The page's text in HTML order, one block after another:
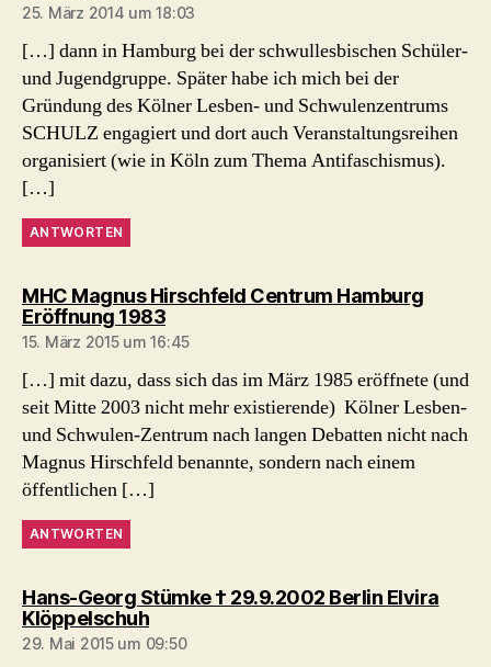
25. März 2014 um 18:03
[…] dann in Hamburg bei der schwullesbischen Schüler-
und Jugendgruppe. Später habe ich mich bei der
Gründung des Kölner Lesben- und Schwulenzentrums
SCHULZ engagiert und dort auch Veranstaltungsreihen
organisiert (wie in Köln zum Thema Antifaschismus).
[…]
ANTWORTEN
MHC Magnus Hirschfeld Centrum Hamburg
Eröffnung 1983sagt:
15. März 2015 um 16:45
[…] mit dazu, dass sich das im März 1985 eröffnete (und
seit Mitte 2003 nicht mehr existierende) Kölner Lesben-
und Schwulen-Zentrum nach langen Debatten nicht nach
Magnus Hirschfeld benannte, sondern nach einem
öffentlichen […]
ANTWORTEN
Hans-Georg Stümke † 29.9.2002 Berlin Elvira
Klöppelschuhsagt:
29. Mai 2015 um 09:50